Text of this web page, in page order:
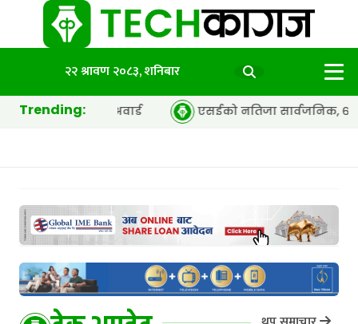
२२ श्रावण २०८३, शनिबार
Trending: एसईको नतिजा सार्वजनिक, ६५.९८ प्रतिशत विद्यार्थी